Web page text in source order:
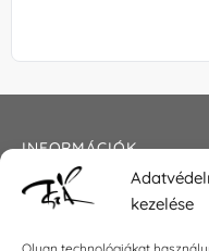
kezelése
INFORMÁCIÓK
Általános szerződési
Impresszum